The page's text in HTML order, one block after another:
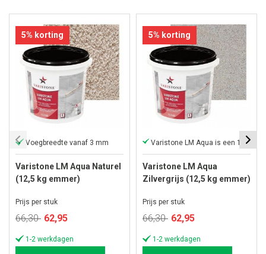
5% korting
Voegbreedte vanaf 3 mm
Varistone LM Aqua Naturel
(12,5 kg emmer)
Prijs per stuk
66,30 Speciale
62,95
1-2 werkdagen
5% korting
Varistone LM Aqua is een 1-component
Varistone LM Aqua
Zilvergrijs (12,5 kg emmer)
Prijs per stuk
66,30 Speciale
62,95
1-2 werkdagen